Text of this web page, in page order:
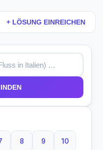
+ LÖSUNG EINREICHEN
Buchstaben
8
8 Buchstaben
9
9 Buchstaben
10
10